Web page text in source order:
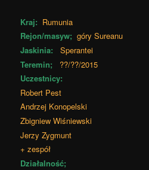
Kraj: Rumunia
Rejon/masyw;góry Sureanu
Jaskinia:Sperantei
Teremin; ??/??/2015
Uczestnicy:
Robert Pest
Andrzej Konopelski
Zbigniew Wiśniewski
Jerzy Zygmunt
+ zespół
Działalność;